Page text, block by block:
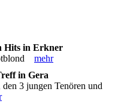
Hits in Erkner
mehr
in Gera
3 jungen Tenören und